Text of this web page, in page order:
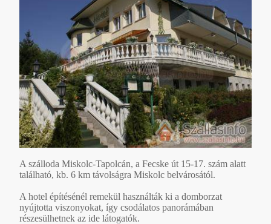
A szálloda Miskolc-Tapolcán, a Fecske út 15-17. szám alatt
található, kb. 6 km távolságra Miskolc belvárosától.
A hotel építésénél remekül használták ki a domborzat
nyújtotta viszonyokat, így csodálatos panorámában
részesülhetnek az ide látogatók.